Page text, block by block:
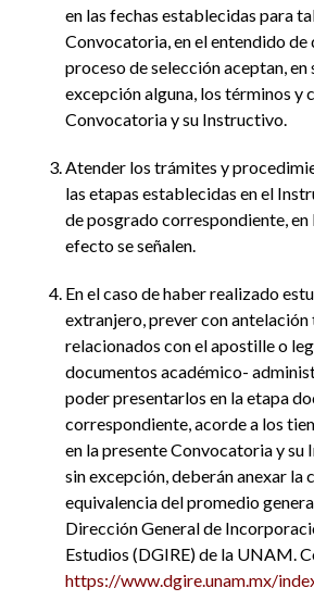
en las fechas establecidas para
Convocatoria, en el entendido de
proceso de selección aceptan,
excepción alguna, los términos y
Convocatoria y su Instructivo.
Atender los trámites y
las etapas establecidas en el
de posgrado correspondiente, en
efecto se señalen.
En el caso de haber realizado
extranjero, prever con
relacionados con el apostille o
documentos académico-
poder presentarlos en la etapa
correspondiente, acorde a los
en la presente Convocatoria y su
sin excepción, deberán anexar la
equivalencia del promedio
Dirección General de
Estudios (DGIRE) de la UNAM.
https://www.dgire.unam.mx/